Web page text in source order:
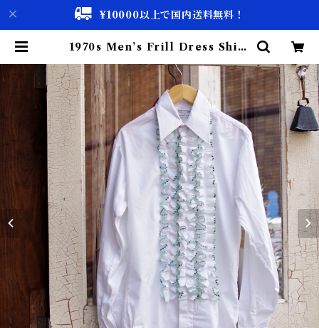
¥10000以上で国内送料無料！
1970s Men’s Frill Dress Shirt
シャツ | 古着屋 仙台 biscco【古着
& Vintage 通販】